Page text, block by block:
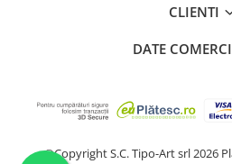
CLIENTI
DATE
©Copyright S.C. Tipo-Art srl 2026